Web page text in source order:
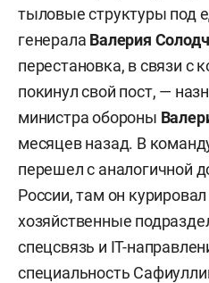
тыловые структуры под
генерала Валерия
перестановка, в связи с
покинул свой пост, —
министра обороны
месяцев назад. В
перешел с аналогичной
России, там он
хозяйственные
спецсвязь и IT-
специальность